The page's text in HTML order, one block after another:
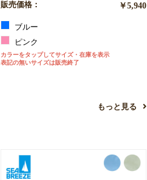
販売価格： ￥5,940
ブルー
ピンク
カラーをタップしてサイズ・在庫を表示
表記の無いサイズは販売終了
もっと見る